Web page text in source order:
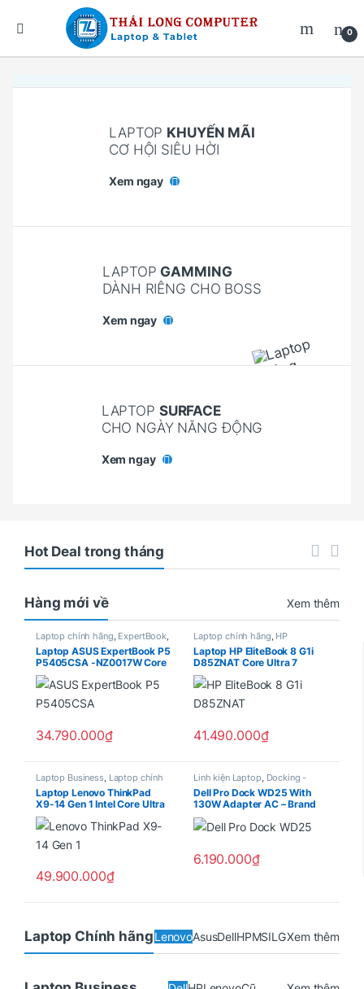
0
LAPTOP KHUYẾN MÃI
CƠ HỘI SIÊU HỜI
Xem ngay
LAPTOPGAMMING
DÀNH RIÊNG CHO BOSS
Xem ngay
LAPTOP SURFACE
CHO NGÀY NĂNG ĐỘNG
Xem ngay
Hot Deal trong tháng
Hàng mới về Xem thêm
Laptop chính hãng, ExpertBook,
Laptop Asus Chính hãng
Laptop ASUS ExpertBook P5
P5405CSA -NZ0017W Core
Ultra 7 258V, Ram 32Gb,
SSD 1Tb, Intel Arc Graphics
140V, 14″ WQXGA, Win 11
Pro ( ASUS Premium Care 2
34.790.000₫
Laptop chính hãng, HP
Elitebook Chính Hãng, Laptop
HP Chính hãng
Laptop HP EliteBook 8 G1i
D85ZNAT Core Ultra 7
258V, RAM 32GB, SSD
512GB, Intel Arc, 14″
WUXGA, Windows 11 Home
41.490.000₫
Laptop Business Laptop chính
hãng , Laptop Lenovo Chính
hãng,ThinkPad Chính Hãng
Laptop Lenovo ThinkPad
X9-14 Gen 1 Intel Core Ultra
5 228V, Ram 32Gb, SSD
1Tb, Intel Arc Graphics
130V, 14″ WUXGA Oled, Win
11 Pro – 3 Year Premier
49.900.000₫
Linh kiện Laptop Docking -
HUB/USB
Dell Pro Dock WD25 With
130W Adapter AC – Brand
New BH Dell 3 Year
6.190.000₫
Laptop Chính hãngLenovoAsusDellHPMSILGXem thêm